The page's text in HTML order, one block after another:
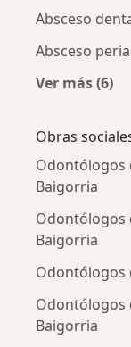
Absceso
Absceso
Ver más (6)
Obras
Odontólogos
Baigorria
Odontólogos
Baigorria
Odontólogos
Odontólogos
Baigorria